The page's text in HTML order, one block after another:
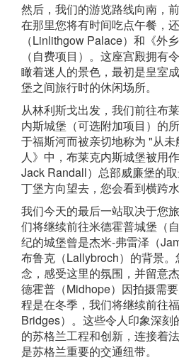
然后，我们的游览路线向南，
在那里您将有时间吃点午餐，
（Linlithgow Palace）和《外
（自费项目）。这座宫殿拥有
瞰着迷人的景色，最初是皇室
堡之间旅行时的休闲场所。
从林利斯戈出发，我们前往布
内斯城堡（可选附加项目）的
于福斯河而被亲切地称为 "从
人》中，布莱克内斯城堡被用
Jack Randall）总部威廉堡的
丁堡方向望去，您会看到横跨水
我们今天的最后一站取决于您
们将继续前往米德霍普城堡（
纪的城堡曾是杰米-弗雷泽（
布鲁克（Lallybroch）的背景
念，感受这里的氛围，并留意
德霍普（Midhope）因拍摄需
程是在冬季，我们将继续前往
Bridges）。这些令人印象深刻
的苏格兰工程和创新，连接着
是苏格兰重要的交通纽带。